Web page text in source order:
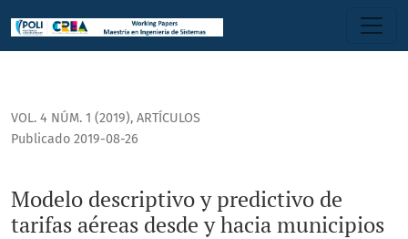
VOL. 4 NÚM. 1 (2019), ARTÍCULOS
Modelo descriptivo y predictivo de
tarifas aéreas desde y hacia municipios
Publicado 2019-08-26